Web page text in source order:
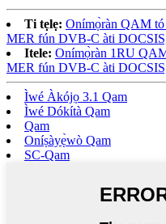
Ti tẹlẹ: Onímọ̀ràn QAM tó
MER fún DVB-C àti
Itele: Onímọ̀ràn 1RU
MER fún DVB-C àti
Ìwé Àkójọ 3.1 Qam
Ìwé Dókítà Qam
Qam
Oníṣàyẹ̀wò Qam
SC-Qam